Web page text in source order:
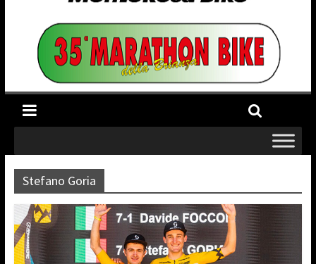
Stefano Goria